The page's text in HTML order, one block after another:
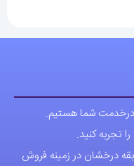
درخدمت شما هستیم.
تجربه کنید.
با بیش از 20 سال سابقه درخشان در زمینه فروش